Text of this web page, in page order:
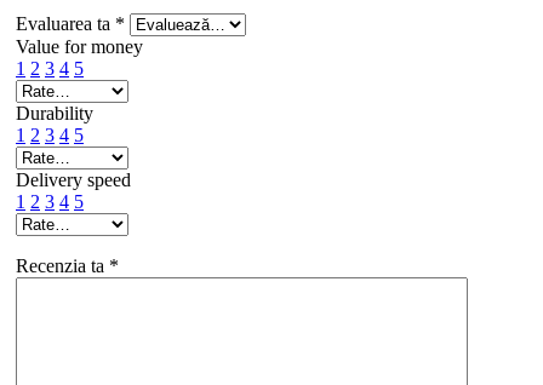
Evaluarea ta *
Value for money
1 2 3 4 5
Durability
1 2 3 4 5
Delivery speed
1 2 3 4 5
Recenzia ta *